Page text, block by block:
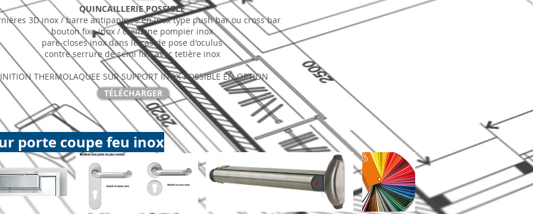
QUINCAILLERIE POSSIBLE
3D inox / barre antipanique en inox type push bar ou cross bar
bouton fixe inox / cremone pompier inox
pare-closes inox dans le cas de pose d'oculus
contre serrure de semi fixe avec tetière inox
THERMOLAQUEE SUR SUPPORT INOX POSSIBLE EN OPTION
TÉLÉCHARGER
porte coupe feu inox